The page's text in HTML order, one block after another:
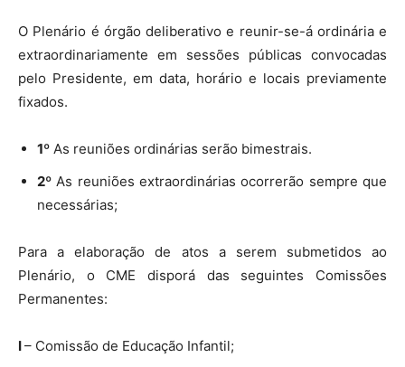
O Plenário é órgão deliberativo e reunir-se-á ordinária e
extraordinariamente em sessões públicas convocadas
pelo Presidente, em data, horário e locais previamente
fixados.
1º As reuniões ordinárias serão bimestrais.
2º As reuniões extraordinárias ocorrerão sempre que
necessárias;
Para a elaboração de atos a serem submetidos ao
Plenário, o CME disporá das seguintes Comissões
Permanentes:
I– Comissão de Educação Infantil;